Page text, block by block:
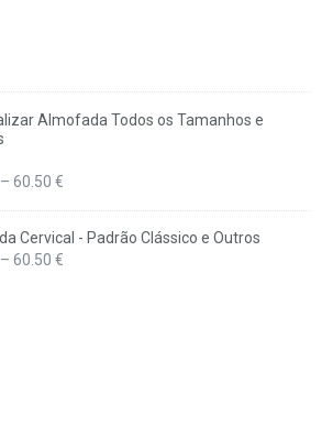
Almofada Todos os Tamanhos e
– 60.50 €
13.90 €
Cervical - Padrão Clássico e Outros
– 60.50 €